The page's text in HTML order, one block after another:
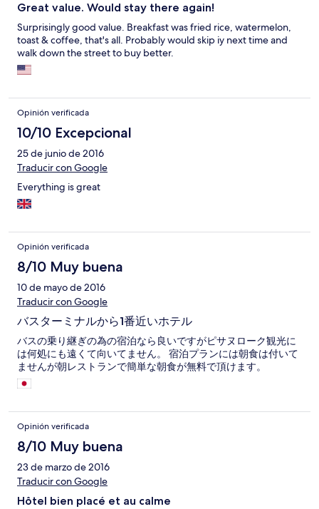
Great value. Would stay there again!
Surprisingly good value. Breakfast was fried rice, watermelon,
toast & coffee, that's all. Probably would skip iy next time and
walk down the street to buy better.
Opinión verificada
10/10 Excepcional
25 de junio de 2016
Traducir con Google
Everything is great
Opinión verificada
8/10 Muy buena
10 de mayo de 2016
Traducir con Google
バスターミナルから1番近いホテル
バスの乗り継ぎの為の宿泊なら良いですがピサヌローク観光に
は何処にも遠くて向いてません。 宿泊プランには朝食は付いて
ませんが朝レストランで簡単な朝食が無料で頂けます。
Opinión verificada
8/10 Muy buena
23 de marzo de 2016
Traducir con Google
Hôtel bien placé et au calme